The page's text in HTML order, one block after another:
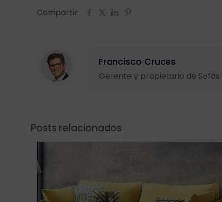
Compartir
Francisco Cruces
Gerente y propietario de Sofás
Posts relacionados